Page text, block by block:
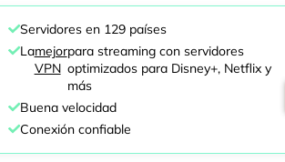
Servidores en 129 países
Lamejor
VPN
para streaming con servidores
optimizados para Disney+, Netflix y
más
Buena velocidad
Conexión confiable